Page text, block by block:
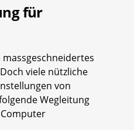
für
viele nützliche
von
Wegleitung